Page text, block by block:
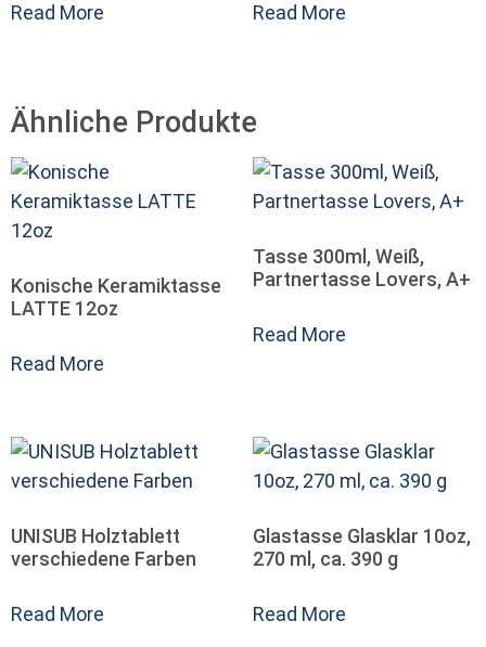
Read More Read More
Ähnliche Produkte
Konische Keramiktasse
LATTE 12oz
Read More
Tasse 300ml, Weiß,
Partnertasse Lovers, A+
Read More
UNISUB Holztablett
verschiedene Farben
Read More
Glastasse Glasklar 10oz,
270 ml, ca. 390 g
Read More